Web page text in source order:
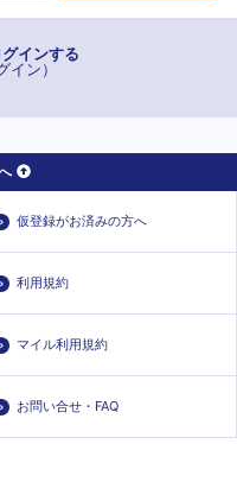
インする
イン）
仮登録がお済みの方へ
利用規約
マイル利用規約
お問い合せ・FAQ